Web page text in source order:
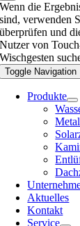
Wenn die
sind, verwenden
überprüfen und
Nutzer von
Wischgesten
Toggle Navigation
Produkte
Aktuelles
Kontakt
Service